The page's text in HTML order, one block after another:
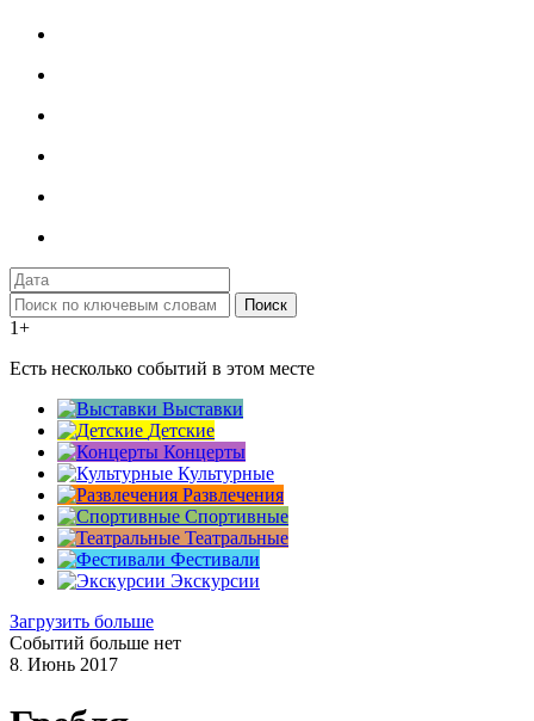
Поиск
1+
Есть несколько событий в этом месте
Выставки
Детские
Концерты
Культурные
Развлечения
Спортивные
Театральные
Фестивали
Экскурсии
Загрузить больше
Событий больше нет
8. Июнь 2017